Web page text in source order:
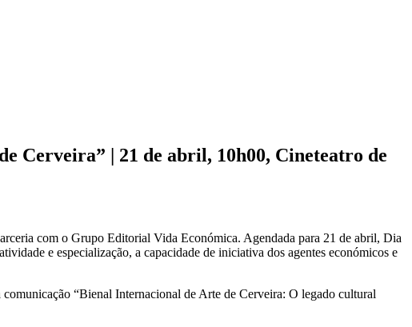
Cerveira” | 21 de abril, 10h00, Cineteatro de
com o Grupo Editorial Vida Económica. Agendada para 21 de abril, Dia
e especialização, a capacidade de iniciativa dos agentes económicos e
“Bienal Internacional de Arte de Cerveira: O legado cultural